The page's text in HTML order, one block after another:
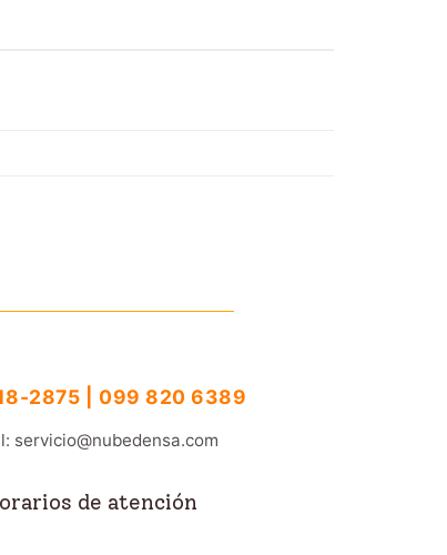
2875 | 099 820 6389
servicio@nubedensa.com
de atención